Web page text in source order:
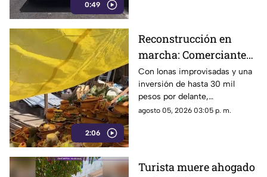
0:49
2:06
Reconstrucción en
marcha: Comerciantes
del Mercado Central de
Acapulco se levantan
tras la explosión
Con lonas improvisadas y una
inversión de hasta 30 mil
pesos por delante,
comerciantes del Mercado
agosto 05, 2026 03:05 p. m.
Turista muere ahogado